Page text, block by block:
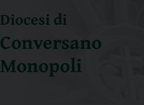
Diocesi di
Conversano
Monopoli